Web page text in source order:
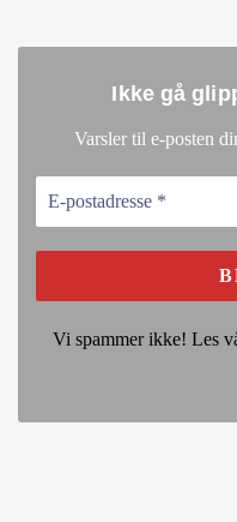
Ikke gå
Varsler til e-posten
Vi spammer ikke! Les